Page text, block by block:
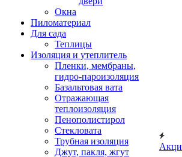
Окна
Пиломатериал
Для сада
Теплицы
Изоляция и утеплитель
Пленки, мембраны,
гидро-пароизоляция
Базальтовая вата
Отражающая
теплоизоляция
Пенополистирол
Стекловата
Трубная изоляция
Джут, пакля, жгут